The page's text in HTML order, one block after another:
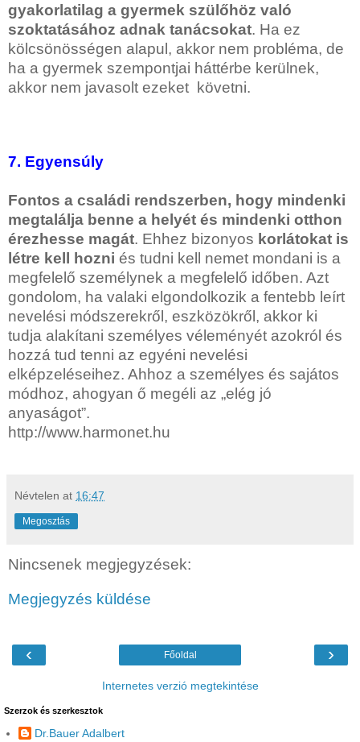
gyakorlatilag a gyermek szülőhöz való
szoktatásához adnak tanácsokat. Ha ez
kölcsönösségen alapul, akkor nem probléma, de
ha a gyermek szempontjai háttérbe kerülnek,
akkor nem javasolt ezeket követni.
7. Egyensúly
Fontos a családi rendszerben, hogy mindenki
megtalálja benne a helyét és mindenki otthon
érezhesse magát. Ehhez bizonyos korlátokat is
létre kell hozni és tudni kell nemet mondani is a
megfelelő személynek a megfelelő időben. Azt
gondolom, ha valaki elgondolkozik a fentebb leírt
nevelési módszerekről, eszközökről, akkor ki
tudja alakítani személyes véleményét azokról és
hozzá tud tenni az egyéni nevelési
elképzeléseihez. Ahhoz a személyes és sajátos
módhoz, ahogyan ő megéli az „elég jó
anyaságot”.
http://www.harmonet.hu
Névtelen at 16:47
Megosztás
Nincsenek megjegyzések:
Megjegyzés küldése
‹ ›
Főoldal
Internetes verzió megtekintése
Szerzok és szerkesztok
Dr.Bauer Adalbert